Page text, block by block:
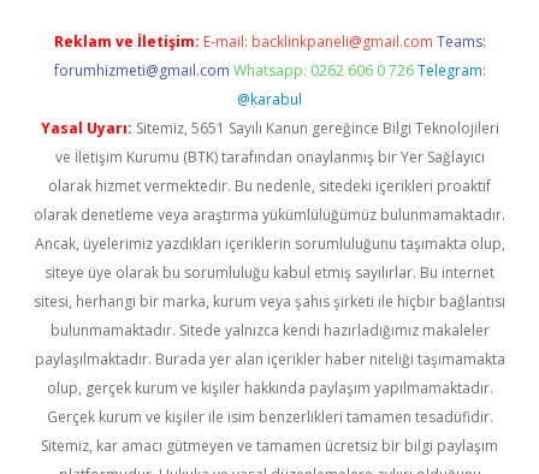
Reklam ve İletişim: E-mail: backlinkpaneli@gmail.com Teams:
forumhizmeti@gmail.com Whatsapp: 0262 606 0 726 Telegram:
@karabul
Yasal Uyarı: Sitemiz, 5651 Sayılı Kanun gereğince Bilgi Teknolojileri
ve İletişim Kurumu (BTK) tarafından onaylanmış bir Yer Sağlayıcı
olarak hizmet vermektedir. Bu nedenle, sitedeki içerikleri proaktif
olarak denetleme veya araştırma yükümlülüğümüz bulunmamaktadır.
Ancak, üyelerimiz yazdıkları içeriklerin sorumluluğunu taşımakta olup,
siteye üye olarak bu sorumluluğu kabul etmiş sayılırlar. Bu internet
sitesi, herhangi bir marka, kurum veya şahıs şirketi ile hiçbir bağlantısı
bulunmamaktadır. Sitede yalnızca kendi hazırladığımız makaleler
paylaşılmaktadır. Burada yer alan içerikler haber niteliği taşımamakta
olup, gerçek kurum ve kişiler hakkında paylaşım yapılmamaktadır.
Gerçek kurum ve kişiler ile isim benzerlikleri tamamen tesadüfidir.
Sitemiz, kar amacı gütmeyen ve tamamen ücretsiz bir bilgi paylaşım